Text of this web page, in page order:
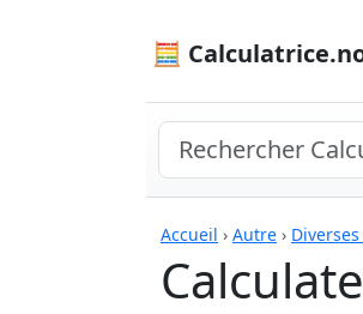
🧮
Accueil › Autre ›